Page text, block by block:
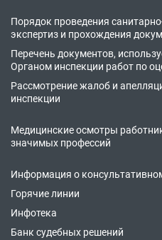
Порядок проведения
экспертиз и прохождения
Перечень документов,
Органом инспекции работ по
Рассмотрение жалоб и
инспекции
Медицинские осмотры
значимых профессий
Информация о
Горячие линии
Инфотека
Банк судебных решений